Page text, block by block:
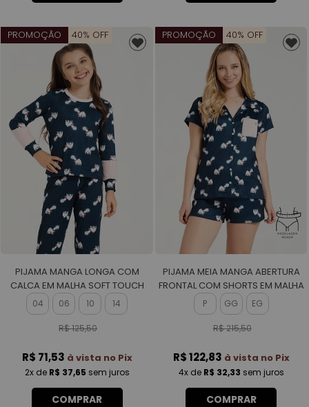
PROMOÇÃO 40% OFF
PIJAMA MANGA LONGA COM
CALCA EM MALHA SOFT TOUCH
FEMININO
04 06 10 14
R$ 125,50
R$ 71,53 à vista no Pix
2xde R$ 37,65 sem juros
COMPRAR
PROMOÇÃO 40% OFF
PIJAMA MEIA MANGA ABERTURA
FRONTAL COM SHORTS EM MALHA
SOFT TOUCH FEMININO
P GG EG
R$ 215,50
R$ 122,83 à vista no Pix
4xde R$ 32,33 sem juros
COMPRAR